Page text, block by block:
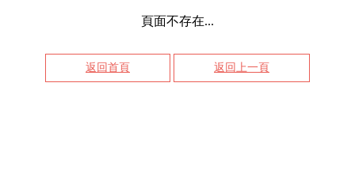
頁面不存在...
返回首頁 返回上一頁